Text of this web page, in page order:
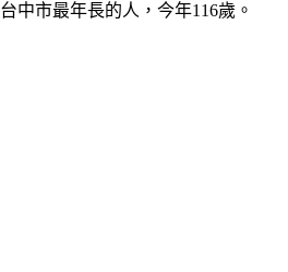
中市最年長的人，今年116歲。